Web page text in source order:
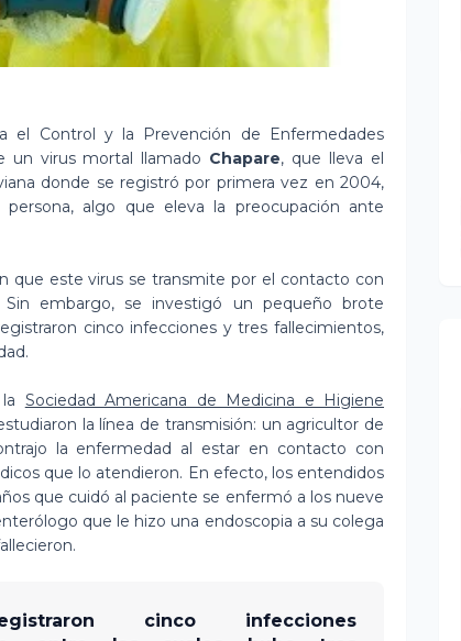
el Control y la Prevención de Enfermedades
un virus mortal llamado Chapare, que lleva el
donde se registró por primera vez en 2004,
algo que eleva la preocupación ante
que este virus se transmite por el contacto con
embargo, se investigó un pequeño brote
cinco infecciones y tres fallecimientos,
Sociedad Americana de Medicina e Higiene
la línea de transmisión: un agricultor de
la enfermedad al estar en contacto con
que lo atendieron. En efecto, los entendidos
que cuidó al paciente se enfermó a los nueve
que le hizo una endoscopia a su colega
cinco infecciones